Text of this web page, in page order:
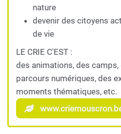
nature
devenir des citoyens
de vie
LE CRIE C'EST :
des animations, des camps,
parcours numériques, des
moments thématiques, etc.